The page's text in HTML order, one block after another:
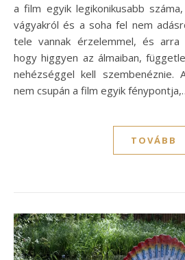
a film egyik legikonikusabb
vágyakról és a soha fel nem
tele vannak érzelemmel, és arra
hogy higgyen az álmaiban,
nehézséggel kell szembenéznie.
nem csupán a film egyik
TOVÁBB